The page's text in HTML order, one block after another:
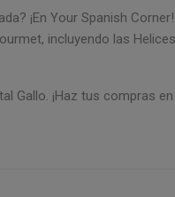
¡En Your Spanish
incluyendo las
¡Haz tus compras